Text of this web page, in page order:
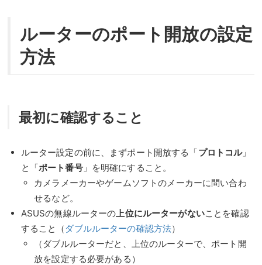
ルーターのポート開放の設定
方法
最初に確認すること
ルーター設定の前に、まずポート開放する「プロトコル」
と「ポート番号」を明確にすること。
カメラメーカーやゲームソフトのメーカーに問い合わ
せるなど。
ASUSの無線ルーターの 上位にルーターがないことを確認
すること（ ダブルルーターの確認方法）
（ダブルルーターだと、上位のルーターで、ポート開
放を設定する必要がある）